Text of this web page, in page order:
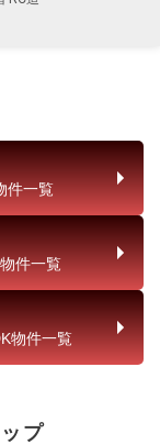
件一覧
件一覧
物件一覧
プ